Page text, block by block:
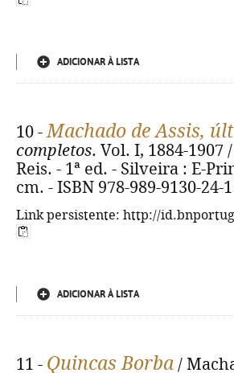
ADICIONAR À LISTA
10 -Machado de Assis,
completos. Vol. I, 1884-
Reis. - 1ª ed. - Silveira : E-
cm. - ISBN 978-989-9130-24-1
Link persistente: http://
ADICIONAR À LISTA
11 - Quincas Borba /